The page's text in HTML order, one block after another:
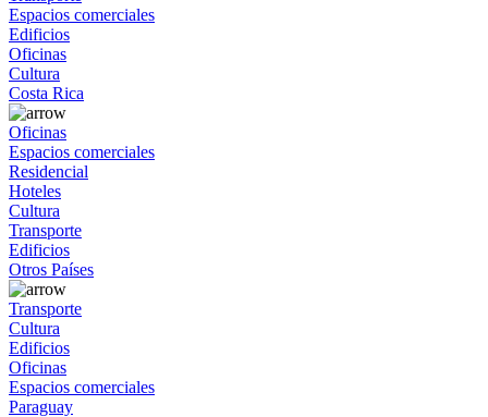
Espacios comerciales
Edificios
Oficinas
Cultura
Costa Rica
Oficinas
Espacios comerciales
Residencial
Hoteles
Cultura
Transporte
Edificios
Otros Países
Transporte
Cultura
Edificios
Oficinas
Espacios comerciales
Paraguay